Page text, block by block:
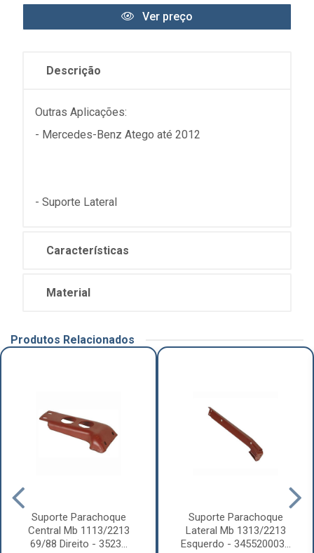
Ver preço
Descrição
Outras Aplicações:
- Mercedes-Benz Atego até 2012
- Suporte Lateral
Características
Material
Produtos Relacionados
Suporte Parachoque
Central Mb 1113/2213
69/88 Direito - 3523...
Suporte Parachoque
Lateral Mb 1313/2213
Esquerdo - 345520003...